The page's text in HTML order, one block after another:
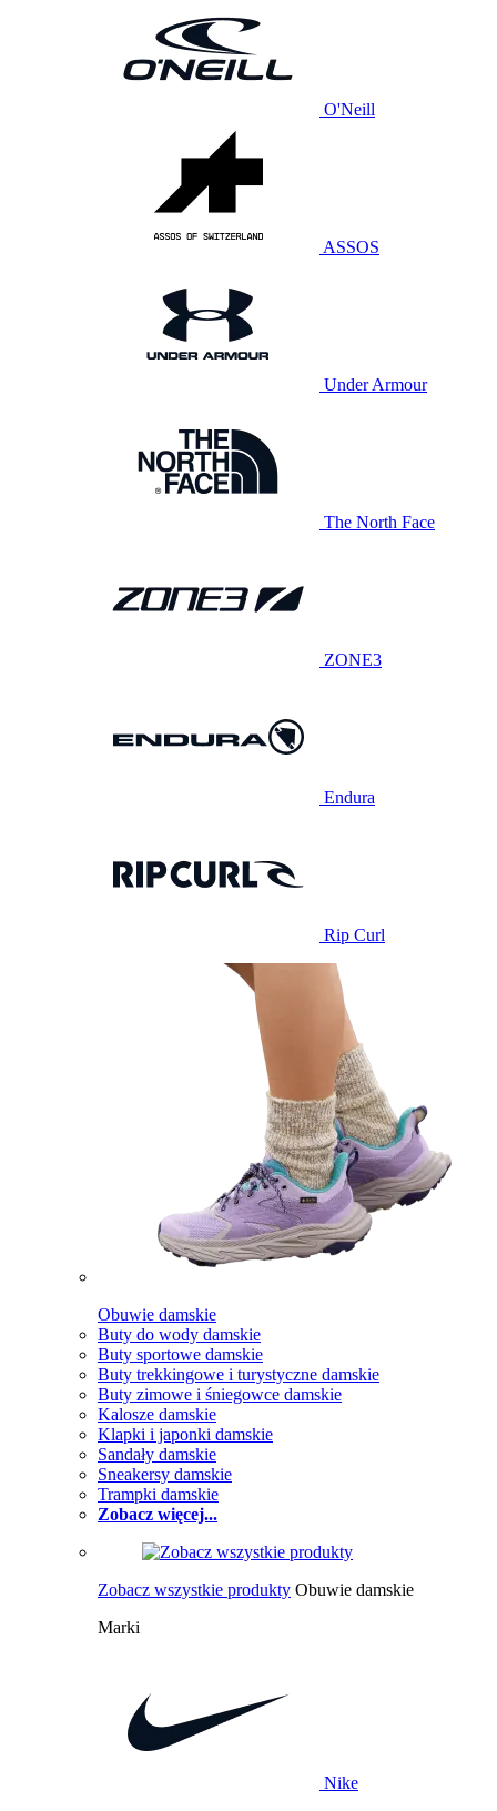
O'Neill
ASSOS
Under Armour
The North Face
ZONE3
Endura
Rip Curl
Obuwie damskie
Buty do wody damskie
Buty sportowe damskie
Buty trekkingowe i turystyczne damskie
Buty zimowe i śniegowce damskie
Kalosze damskie
Klapki i japonki damskie
Sandały damskie
Sneakersy damskie
Trampki damskie
Zobacz więcej...
Zobacz wszystkie produkty Obuwie damskie
Marki
Nike